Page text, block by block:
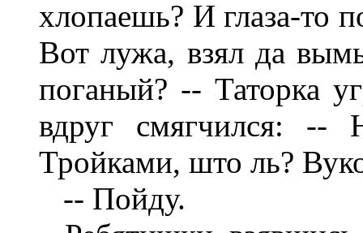
хлопаешь? И глаза-то
Вот лужа, взял да
поганый? -- Таторка
вдруг смягчился: --
Тройками, што ль?
-- Пойду.